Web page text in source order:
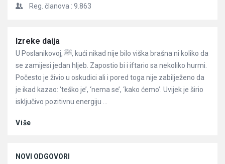
Reg. članova : 9.863
Članci
Izreke daija
U Poslanikovoj, ﷺ, kući nikad nije bilo viška brašna ni koliko da
se zamijesi jedan hljeb. Zapostio bi i iftario sa nekoliko hurmi.
Počesto je živio u oskudici ali i pored toga nije zabilježeno da
je ikad kazao: ‘teško je’, ‘nema se’, ‘kako ćemo’. Uvijek je širio
isključivo pozitivnu energiju ...
Više
NOVI ODGOVORI